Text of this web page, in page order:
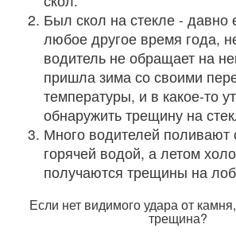
Был скол на стекле -
любое другое время года,
водитель не обращает на
пришла зима со своими
температуры, и в какое-то
обнаружить трещину на
Много водителей поливают
горячей водой, а летом
получаются трещины на
Если нет видимого удара от
трещина?